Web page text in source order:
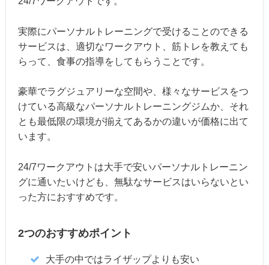
実際にパーソナルトレーニングで受けることのできる
サービスは、適切なワークアウト、筋トレを教えても
らって、食事の指導をしてもらうことです。
豪華でラグジュアリーな空間や、様々なサービスをつ
けている高級なパーソナルトレーニングジムか、それ
とも最低限の環境が揃えてあるかの違いが価格に出て
います。
24/7ワークアウトは大手で安いパーソナルトレーニン
グに通いたいけども、無駄なサービスはいらないとい
った方におすすめです。
2つのおすすめポイント
大手の中ではライザップよりも安い